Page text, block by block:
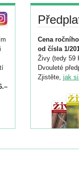
Cena
od čísla 1/
Živy (tedy 59
Dvouleté
Zjistěte, jak